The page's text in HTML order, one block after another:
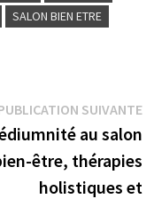
SALON BIEN ETRE
:
SUIVANTE
au salon
être, thérapies
holistiques et